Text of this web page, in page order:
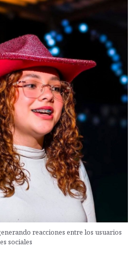
reacciones entre los usuarios
sociales